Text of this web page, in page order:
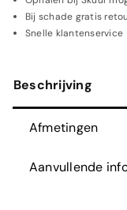
Bij schade gratis
Snelle klantenservice
Beschrijving
Afmetingen
Aanvullende